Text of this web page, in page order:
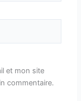
et mon site
commentaire.